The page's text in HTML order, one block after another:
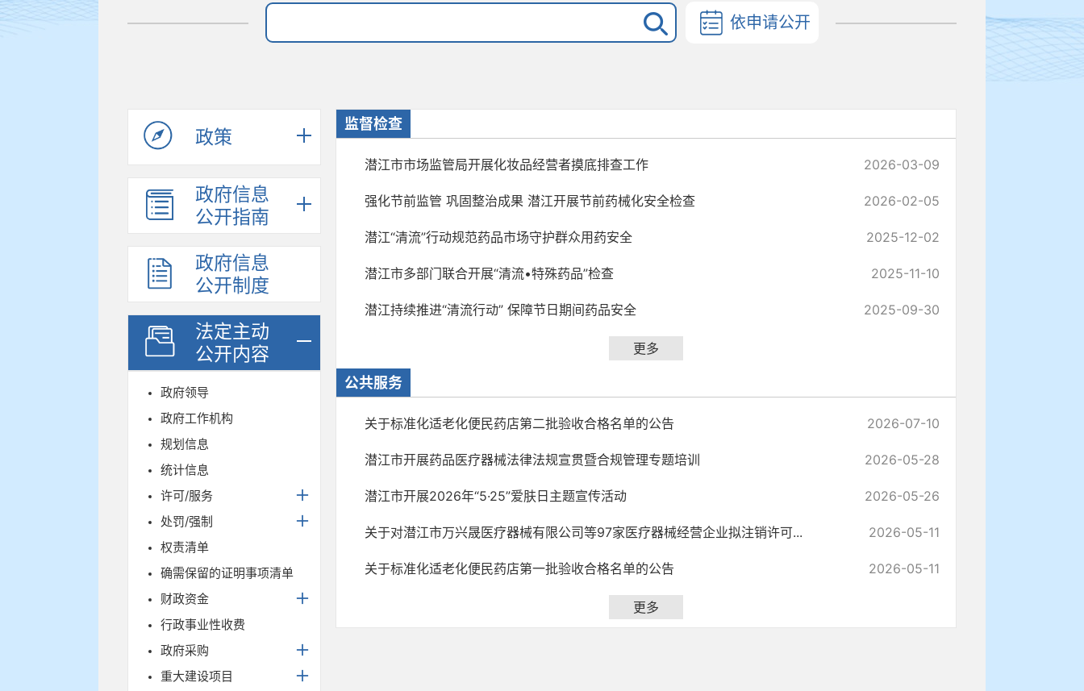
依申请公开
政策
政府信息
公开指南
政府信息
公开制度
法定主动
公开内容
政府领导
政府工作机构
规划信息
统计信息
许可/服务
处罚/强制
权责清单
确需保留的证明事项清单
财政资金
行政事业性收费
政府采购
重大建设项目
监督检查
潜江市市场监管局开展化妆品经营者摸底排查工作 2026-03-09
强化节前监管 巩固整治成果 潜江开展节前药械化安全检查 2026-02-05
潜江“清流”行动规范药品市场守护群众用药安全 2025-12-02
潜江市多部门联合开展“清流•特殊药品”检查 2025-11-10
潜江持续推进“清流行动” 保障节日期间药品安全 2025-09-30
更多
公共服务
关于标准化适老化便民药店第二批验收合格名单的公告 2026-07-10
潜江市开展药品医疗器械法律法规宣贯暨合规管理专题培训 2026-05-28
潜江市开展2026年“5·25”爱肤日主题宣传活动 2026-05-26
关于对潜江市万兴晟医疗器械有限公司等97家医疗器械经营企业拟注销许可... 2026-05-11
关于标准化适老化便民药店第一批验收合格名单的公告 2026-05-11
更多